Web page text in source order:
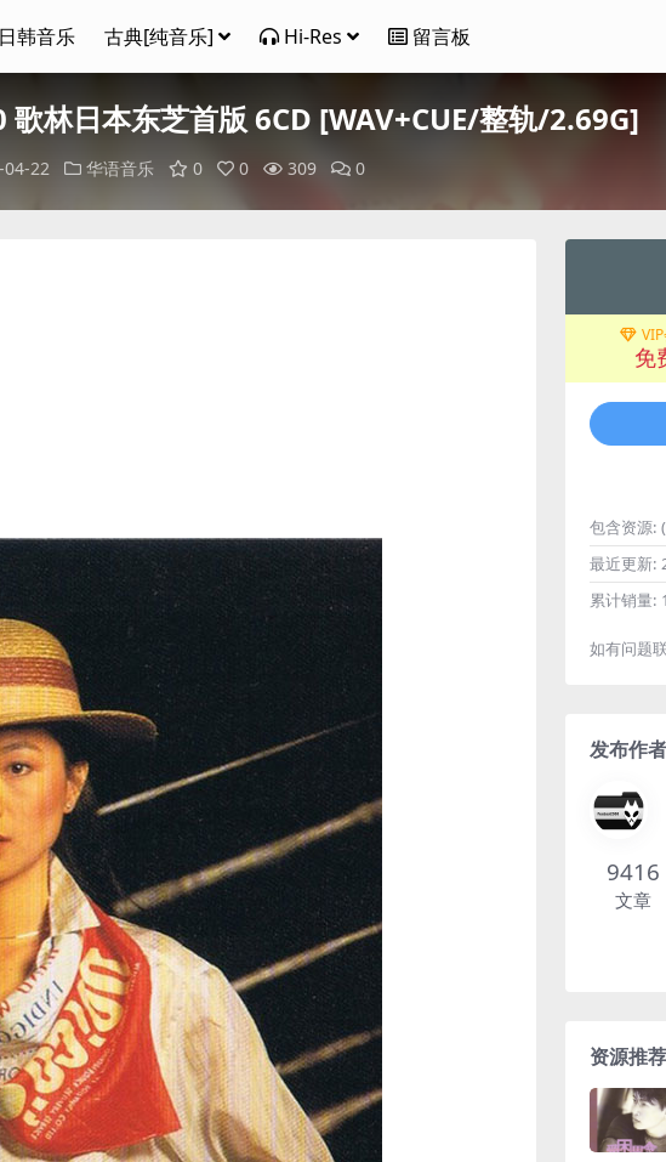
日韩音乐 古典[纯音乐] Hi-Res 留言板
歌林日本东芝首版 6CD [WAV+CUE/整轨/2.69G]
04-22 华语音乐 0 0 309 0
免
包含资源:
最近更新:
累计销量: 1
如有问题
发布作者
9416
文章
资源推荐